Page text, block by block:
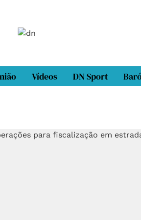
Vídeos DN Sport